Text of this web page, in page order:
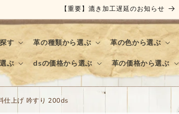
【重要】漉き加工遅延のお知らせ
す 革の種類から選ぶ 革の色から選ぶ
ぶ dsの価格から選ぶ 革の価格から選ぶ
仕上げ 吟すり 200ds